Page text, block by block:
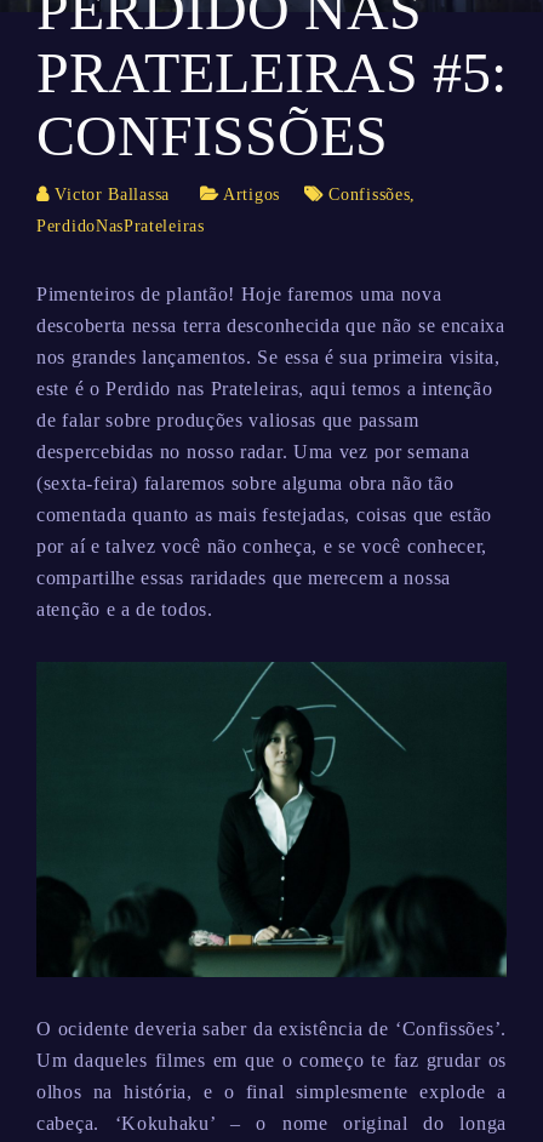
PRATELEIRAS #5:
CONFISSÕES
Victor Ballassa Artigos Confissões,
PerdidoNasPrateleiras
Pimenteiros de plantão! Hoje faremos uma nova
descoberta nessa terra desconhecida que não se encaixa
nos grandes lançamentos. Se essa é sua primeira visita,
este é o Perdido nas Prateleiras, aqui temos a intenção
de falar sobre produções valiosas que passam
despercebidas no nosso radar. Uma vez por semana
(sexta-feira) falaremos sobre alguma obra não tão
comentada quanto as mais festejadas, coisas que estão
por aí e talvez você não conheça, e se você conhecer,
compartilhe essas raridades que merecem a nossa
atenção e a de todos.
O ocidente deveria saber da existência de ‘Confissões’.
Um daqueles filmes em que o começo te faz grudar os
olhos na história, e o final simplesmente explode a
cabeça. ‘Kokuhaku’ – o nome original do longa